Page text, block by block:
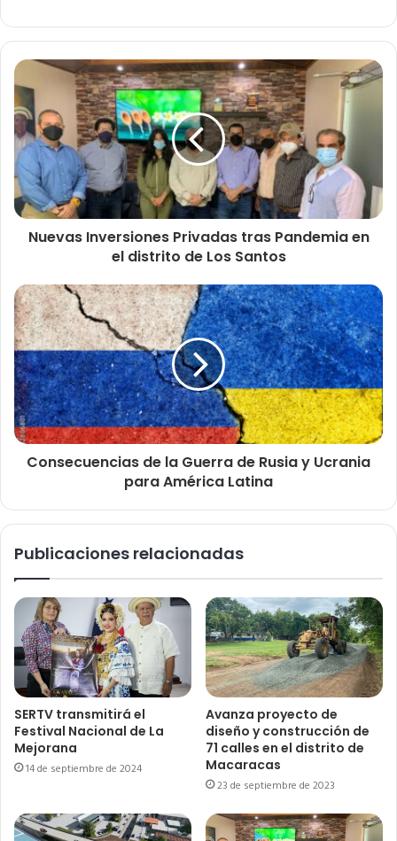
Nuevas Inversiones Privadas tras Pandemia en
el distrito de Los Santos
Consecuencias de la Guerra de Rusia y Ucrania
para América Latina
Publicaciones relacionadas
SERTV transmitirá el
Festival Nacional de La
Mejorana
14 de septiembre de 2024
Avanza proyecto de
diseño y construcción de
71 calles en el distrito de
Macaracas
23 de septiembre de 2023